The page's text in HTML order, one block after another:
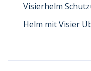
Visierhelm
Helm mit Visier